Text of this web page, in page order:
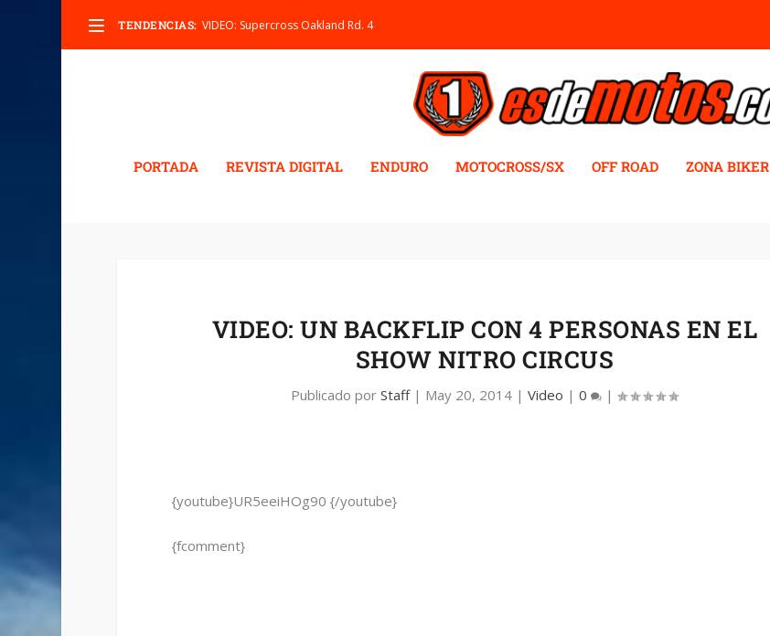
TENDENCIAS: VIDEO: Supercross Oakland Rd. 4
PORTADA REVISTA DIGITAL ENDURO MOTOCROSS/SX OFF ROAD ZONA BIKER
VIDEO: UN BACKFLIP CON 4 PERSONAS EN EL
SHOW NITRO CIRCUS
Publicado porStaff| May 20, 2014 |Video |0 |
{youtube}UR5eeiHOg90 {/youtube}
{fcomment}